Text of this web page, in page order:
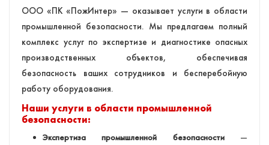
ООО «ПК «ПожИнтер» — оказывает услуги в области
промышленной безопасности. Мы предлагаем полный
комплекс услуг по экспертизе и диагностике опасных
производственных объектов, обеспечивая
безопасность ваших сотрудников и бесперебойную
работу оборудования.
Наши услуги в области промышленной
безопасности:
Экспертиза промышленной безопасности—